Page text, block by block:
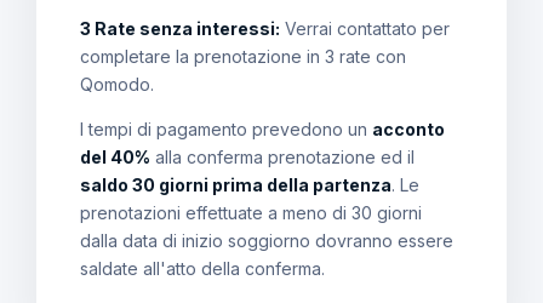
3 Rate senza interessi: Verrai contattato per
completare la prenotazione in 3 rate con
Qomodo.
I tempi di pagamento prevedono un acconto
del 40% alla conferma prenotazione ed il
saldo 30 giorni prima della partenza. Le
prenotazioni effettuate a meno di 30 giorni
dalla data di inizio soggiorno dovranno essere
saldate all'atto della conferma.